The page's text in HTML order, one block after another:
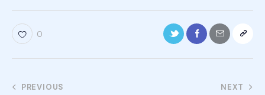
0
PREVIOUS NEXT